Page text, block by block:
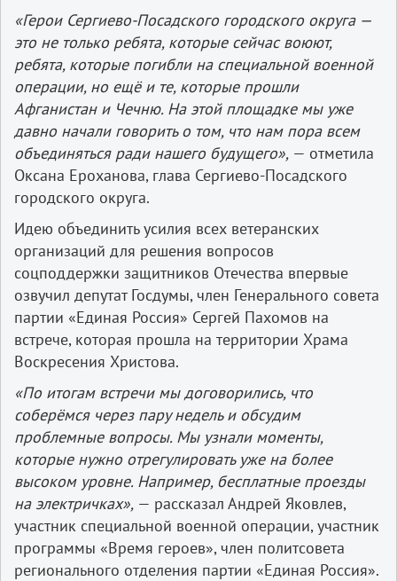
«Герои Сергиево-Посадского городского округа —
это не только ребята, которые сейчас воюют,
ребята, которые погибли на специальной военной
операции, но ещё и те, которые прошли
Афганистан и Чечню. На этой площадке мы уже
давно начали говорить о том, что нам пора всем
объединяться ради нашего будущего», — отметила
Оксана Ероханова, глава Сергиево-Посадского
городского округа.
Идею объединить усилия всех ветеранских
организаций для решения вопросов
соцподдержки защитников Отечества впервые
озвучил депутат Госдумы, член Генерального совета
партии «Единая Россия» Сергей Пахомов на
встрече, которая прошла на территории Храма
Воскресения Христова.
«По итогам встречи мы договорились, что
соберёмся через пару недель и обсудим
проблемные вопросы. Мы узнали моменты,
которые нужно отрегулировать уже на более
высоком уровне. Например, бесплатные проезды
на электричках», — рассказал Андрей Яковлев,
участник специальной военной операции, участник
программы «Время героев», член политсовета
регионального отделения партии «Единая Россия».